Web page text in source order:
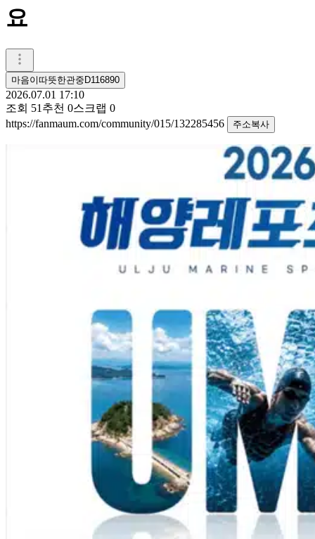
요
마음이따뜻한관중D116890
2026.07.01 17:10
조회 51 추천 0스크랩 0
https://fanmaum.com/community/015/132285456
주소복사